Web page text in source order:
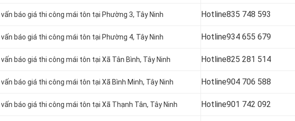
báo giá thi công mái tôn tại Phường 3, Tây Ninh Hotline835 748 593
báo giá thi công mái tôn tại Phường 4, Tây Ninh Hotline934 655 679
báo giá thi công mái tôn tại Xã Tân Bình, Tây Ninh Hotline825 281 514
báo giá thi công mái tôn tại Xã Bình Minh, Tây Ninh Hotline904 706 588
báo giá thi công mái tôn tại Xã Thạnh Tân, Tây Ninh Hotline901 742 092